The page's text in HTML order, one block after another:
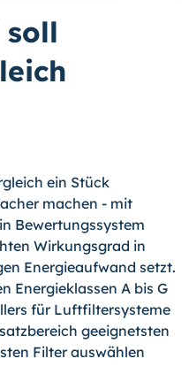
soll
ein Stück
machen - mit
Bewertungssystem
Wirkungsgrad in
Energieaufwand setzt.
Energieklassen A bis G
für Luftfiltersysteme
geeignetsten
Filter auswählen